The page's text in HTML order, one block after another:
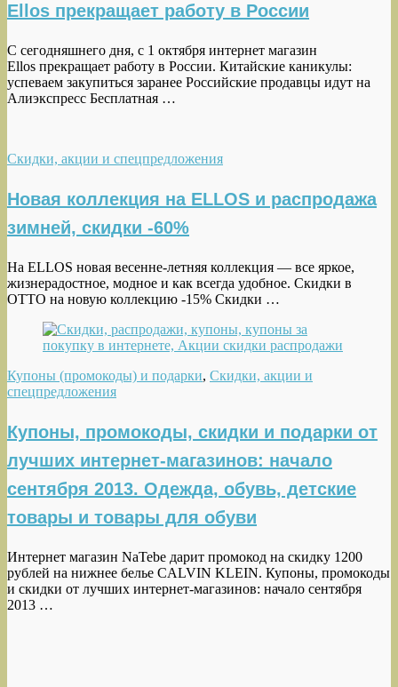
Ellos прекращает работу в России
С сегодняшнего дня, с 1 октября интернет магазин
Ellos прекращает работу в России. Китайские каникулы:
успеваем закупиться заранее Российские продавцы идут на
Алиэкспресс Бесплатная …
Скидки, акции и спецпредложения
Новая коллекция на ELLOS и распродажа
зимней, скидки -60%
На ELLOS новая весенне-летняя коллекция — все яркое,
жизнерадостное, модное и как всегда удобное. Скидки в
OTTO на новую коллекцию -15% Скидки …
Купоны (промокоды) и подарки, Скидки, акции и
спецпредложения
Купоны, промокоды, скидки и подарки от
лучших интернет-магазинов: начало
сентября 2013. Одежда, обувь, детские
товары и товары для обуви
Интернет магазин NaTebe дарит промокод на скидку 1200
рублей на нижнее белье CALVIN KLEIN. Купоны, промокоды
и скидки от лучших интернет-магазинов: начало сентября
2013 …